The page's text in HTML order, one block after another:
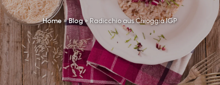
Home »Blog» Radicchio aus Chioggia IGP